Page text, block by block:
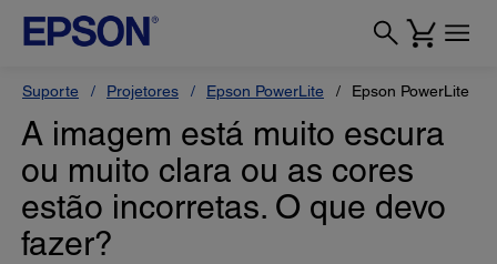
Suporte Projetores Epson PowerLite Epson PowerLite
A imagem está muito escura
ou muito clara ou as cores
estão incorretas. O que devo
fazer?